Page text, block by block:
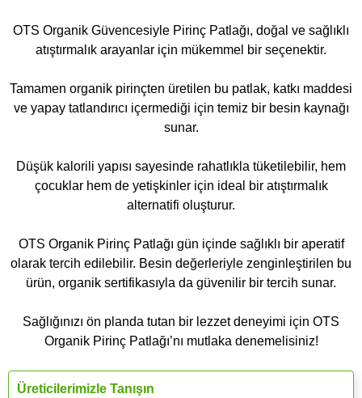
OTS Organik Güvencesiyle Pirinç Patlağı, doğal ve sağlıklı
atıştırmalık arayanlar için mükemmel bir seçenektir.
Tamamen organik pirinçten üretilen bu patlak, katkı maddesi
ve yapay tatlandırıcı içermediği için temiz bir besin kaynağı
sunar.
Düşük kalorili yapısı sayesinde rahatlıkla tüketilebilir, hem
çocuklar hem de yetişkinler için ideal bir atıştırmalık
alternatifi oluşturur.
OTS Organik Pirinç Patlağı gün içinde sağlıklı bir aperatif
olarak tercih edilebilir. Besin değerleriyle zenginleştirilen bu
ürün, organik sertifikasıyla da güvenilir bir tercih sunar.
Sağlığınızı ön planda tutan bir lezzet deneyimi için OTS
Organik Pirinç Patlağı’nı mutlaka denemelisiniz!
Üreticilerimizle Tanışın